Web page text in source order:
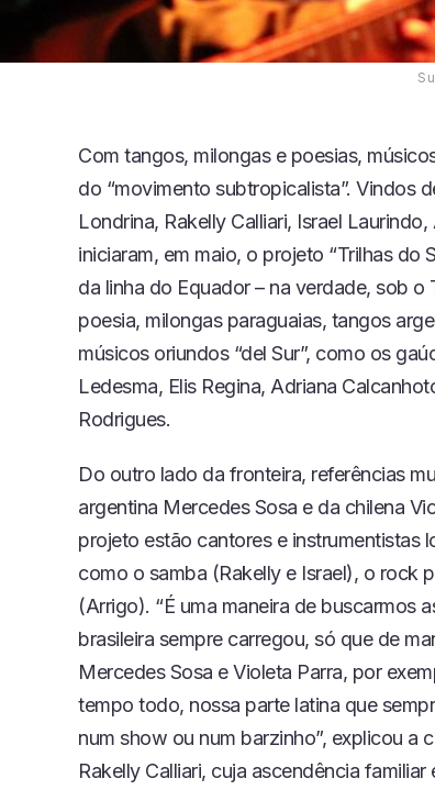
Com tangos, milongas e poesias,
do “movimento subtropicalista”. Vindos
Londrina, Rakelly Calliari, Israel
iniciaram, em maio, o projeto “Trilhas do
da linha do Equador – na verdade, sob
poesia, milongas paraguaias, tangos
músicos oriundos “del Sur”, como os
Ledesma, Elis Regina, Adriana
Rodrigues.
Do outro lado da fronteira, referências
argentina Mercedes Sosa e da chilena
projeto estão cantores e instrumentistas
como o samba (Rakelly e Israel), o rock
(Arrigo). “É uma maneira de buscarmos
brasileira sempre carregou, só que de
Mercedes Sosa e Violeta Parra, por
tempo todo, nossa parte latina que
num show ou num barzinho”, explicou a
Rakelly Calliari, cuja ascendência familiar